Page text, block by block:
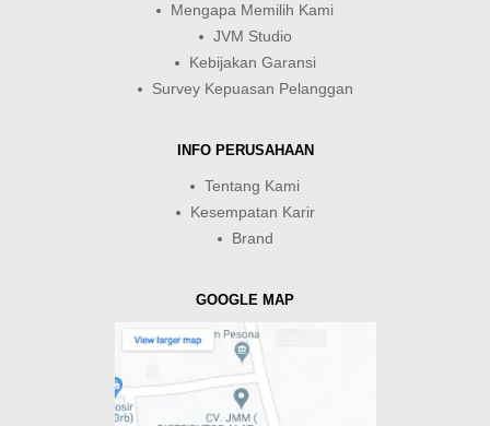
Mengapa Memilih Kami
JVM Studio
Kebijakan Garansi
Survey Kepuasan Pelanggan
INFO PERUSAHAAN
Tentang Kami
Kesempatan Karir
Brand
GOOGLE MAP